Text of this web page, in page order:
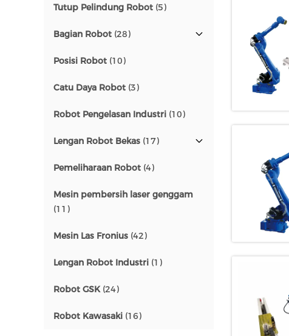
Tutup Pelindung Robot (5)
Bagian Robot (28)
Posisi Robot (10)
Catu Daya Robot (3)
Robot Pengelasan Industri (10)
Lengan Robot Bekas (17)
Pemeliharaan Robot (4)
Mesin pembersih laser genggam
(11)
Mesin Las Fronius (42)
Lengan Robot Industri (1)
Robot GSK(24)
Robot Kawasaki (16)